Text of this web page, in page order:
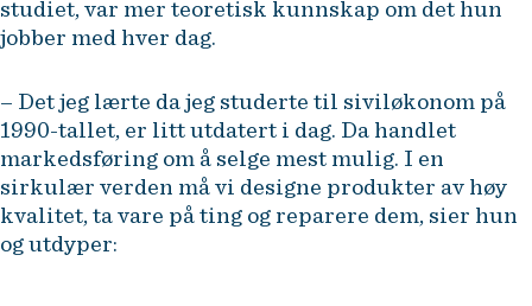
studiet, var mer teoretisk kunnskap om det hun
jobber med hver dag.
– Det jeg lærte da jeg studerte til siviløkonom på
1990-tallet, er litt utdatert i dag. Da handlet
markedsføring om å selge mest mulig. I en
sirkulær verden må vi designe produkter av høy
kvalitet, ta vare på ting og reparere dem, sier hun
og utdyper: